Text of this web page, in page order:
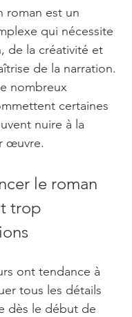
roman est un
qui nécessite
de la créativité et
de la narration.
nombreux
certaines
nuire à la
œuvre.
le roman
trop
ont tendance à
tous les détails
dès le début de